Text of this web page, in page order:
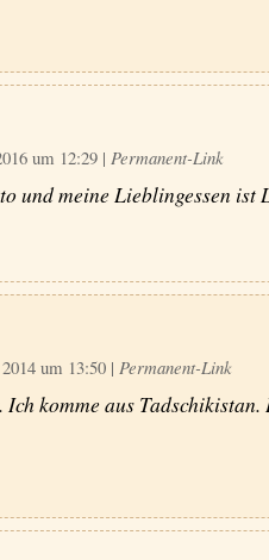
um 12:29 | Permanent-Link
und meine Lieblingessen ist
um 13:50 | Permanent-Link
komme aus Tadschikistan.